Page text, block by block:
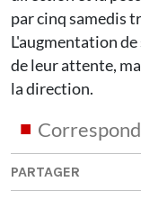
par cinq samedis
L'augmentation
de leur attente,
la direction.
PARTAGER